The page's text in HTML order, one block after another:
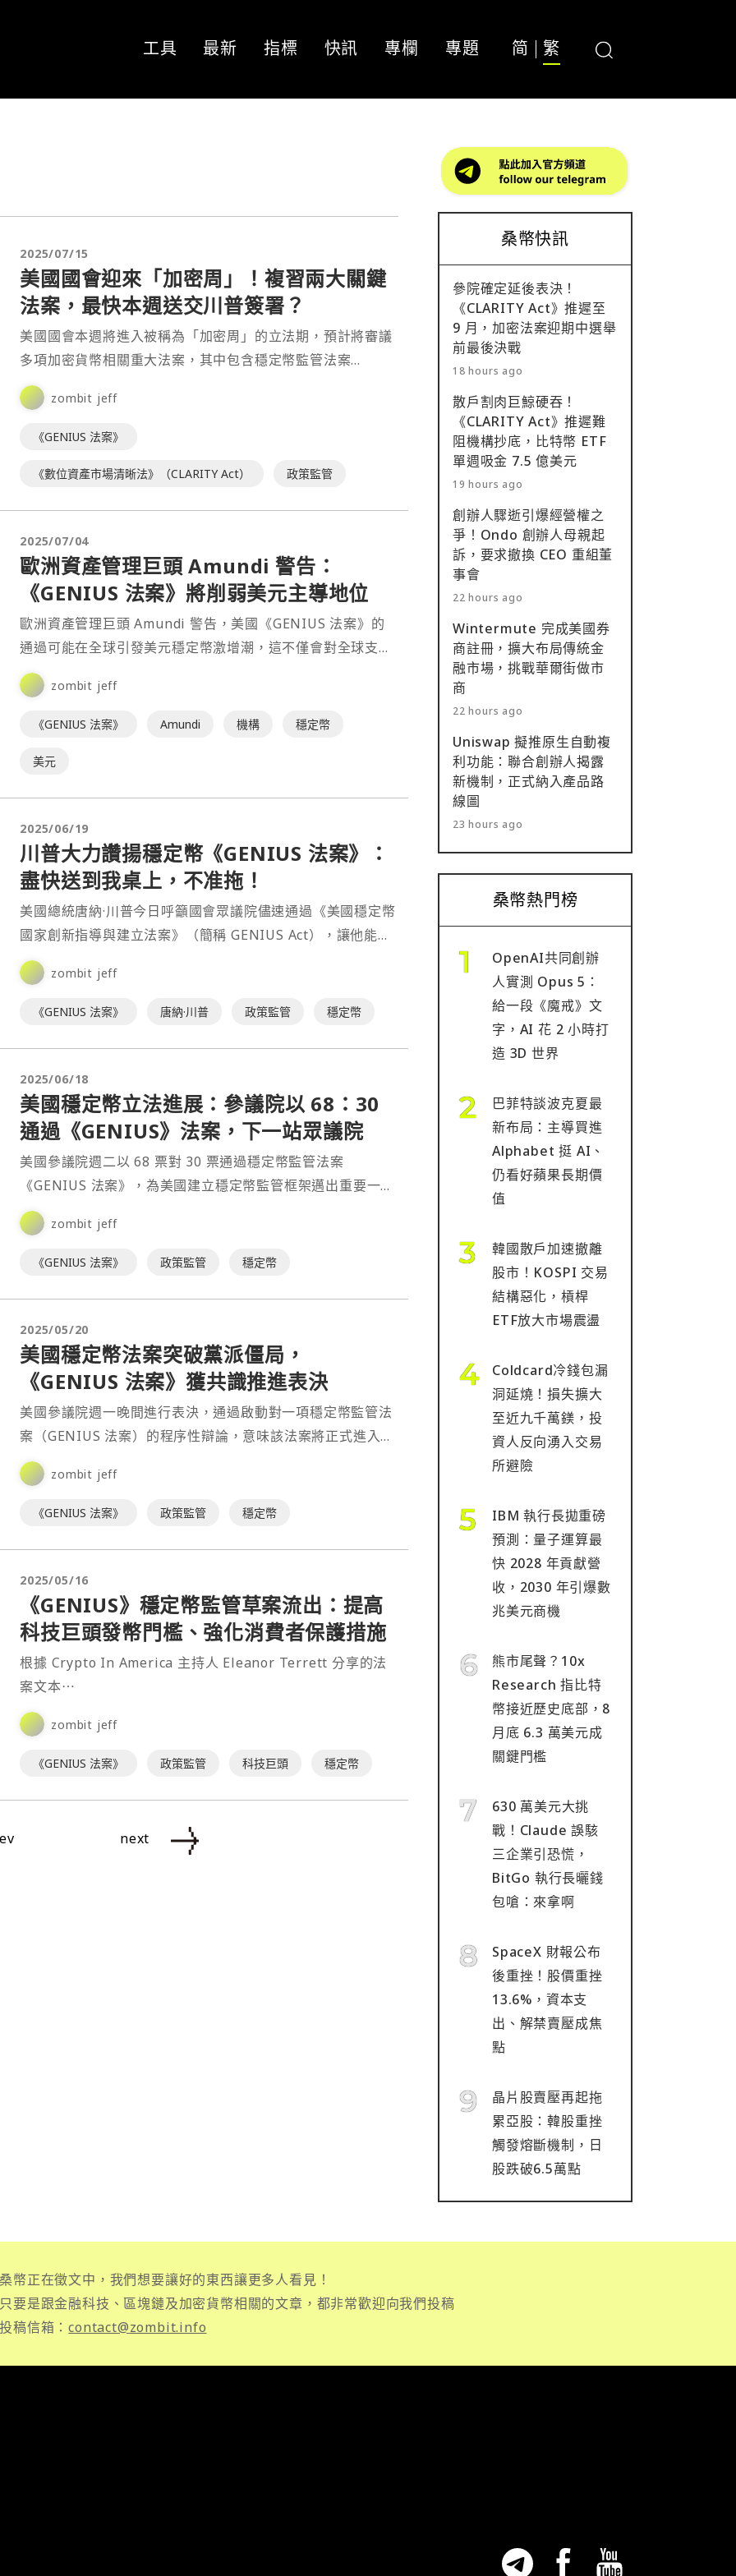
工具 最新 指標 快訊 專欄 專題 简 繁
2025/07/15
美國國會迎來「加密周」！複習兩大關鍵
法案，最快本週送交川普簽署？
美國國會本週將進入被稱為「加密周」的立法期，預計將審議
多項加密貨幣相關重大法案，其中包含穩定幣監管法案
《GENIUS 法案》與數位資產市場清晰法案《Clarity⋯
zombit jeff
《GENIUS 法案》
《數位資產市場清晰法》（CLARITY Act） 政策監管
2025/07/04
歐洲資產管理巨頭 Amundi 警告：
《GENIUS 法案》將削弱美元主導地位
歐洲資產管理巨頭 Amundi 警告，美國《GENIUS 法案》的
通過可能在全球引發美元穩定幣激增潮，這不僅會對全球支付
體系帶來意外衝擊，甚至可能威脅美元自身的長期⋯
zombit jeff
《GENIUS 法案》 Amundi 機構 穩定幣
美元
2025/06/19
川普大力讚揚穩定幣《GENIUS 法案》：
盡快送到我桌上，不准拖！
美國總統唐納·川普今日呼籲國會眾議院儘速通過《美國穩定幣
國家創新指導與建立法案》（簡稱 GENIUS Act），讓他能正
式簽署成法。川普週四在 Truth Social 發文稱參議院剛通過
了一項令人難以置信的法案（指 GENIUS 法案），將讓美國
成為數位資產的無可爭議⋯
zombit jeff
《GENIUS 法案》 唐納·川普 政策監管 穩定幣
2025/06/18
美國穩定幣立法進展：參議院以 68：30
通過《GENIUS》法案，下一站眾議院
美國參議院週二以 68 票對 30 票通過穩定幣監管法案
《GENIUS 法案》，為美國建立穩定幣監管框架邁出重要一
步。這項立法若最終通過，將大幅影響美國乃至全球的加⋯
zombit jeff
《GENIUS 法案》 政策監管 穩定幣
2025/05/20
美國穩定幣法案突破黨派僵局，
《GENIUS 法案》獲共識推進表決
美國參議院週一晚間進行表決，通過啟動對一項穩定幣監管法
案（GENIUS 法案）的程序性辯論，意味該法案將正式進入實
質討論與最終表決階段。此舉也標誌著美國對穩定幣監管⋯
zombit jeff
《GENIUS 法案》 政策監管 穩定幣
2025/05/16
《GENIUS》穩定幣監管草案流出：提高
科技巨頭發幣門檻、強化消費者保護措施
根據 Crypto In America 主持人 Eleanor Terrett 分享的法
案文本⋯
zombit jeff
《GENIUS 法案》 政策監管 科技巨頭 穩定幣
next
桑幣快訊
參院確定延後表決！
《CLARITY Act》推遲至
9 月，加密法案迎期中選舉
前最後決戰
18 hours ago
散戶割肉巨鯨硬吞！
《CLARITY Act》推遲難
阻機構抄底，比特幣 ETF
單週吸金 7.5 億美元
19 hours ago
創辦人驟逝引爆經營權之
爭！Ondo 創辦人母親起
訴，要求撤換 CEO 重組董
事會
22 hours ago
Wintermute 完成美國券
商註冊，擴大布局傳統金
融市場，挑戰華爾街做市
商
22 hours ago
Uniswap 擬推原生自動複
利功能：聯合創辦人揭露
新機制，正式納入產品路
線圖
23 hours ago
桑幣熱門榜
OpenAI共同創辦
人實測 Opus 5：
給一段《魔戒》文
字，AI 花 2 小時打
造 3D 世界
巴菲特談波克夏最
新布局：主導買進
Alphabet 挺 AI、
仍看好蘋果長期價
值
韓國散戶加速撤離
股市！KOSPI 交易
結構惡化，槓桿
ETF放大市場震盪
Coldcard冷錢包漏
洞延燒！損失擴大
至近九千萬鎂，投
資人反向湧入交易
所避險
IBM 執行長拋重磅
預測：量子運算最
快 2028 年貢獻營
收，2030 年引爆數
兆美元商機
熊市尾聲？10x
Research 指比特
幣接近歷史底部，8
月底 6.3 萬美元成
關鍵門檻
630 萬美元大挑
戰！Claude 誤駭
三企業引恐慌，
BitGo 執行長曬錢
包嗆：來拿啊
SpaceX 財報公布
後重挫！股價重挫
13.6%，資本支
出、解禁賣壓成焦
點
晶片股賣壓再起拖
累亞股：韓股重挫
觸發熔斷機制，日
股跌破6.5萬點
桑幣正在徵文中，我們想要讓好的東西讓更多人看見！
只要是跟金融科技、區塊鏈及加密貨幣相關的文章，都非常歡迎向我們投稿
投稿信箱：contact@zombit.info